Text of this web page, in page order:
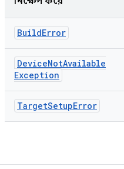
BuildError
DeviceNotAvailable
Exception
TargetSetupError